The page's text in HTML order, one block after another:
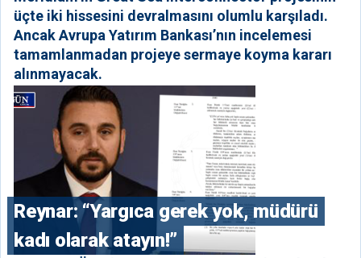
üçte iki hissesini devralmasını olumlu karşıladı.
Ancak Avrupa Yatırım Bankası’nın incelemesi
tamamlanmadan projeye sermaye koyma kararı
alınmayacak.
Reynar: “Yargıca gerek yok, müdürü
kadı olarak atayın!”